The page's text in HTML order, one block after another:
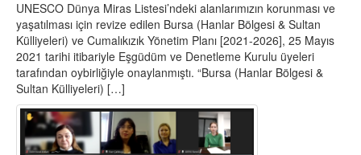
UNESCO Dünya Miras Listesi’ndeki alanlarımızın korunması ve
yaşatılması için revize edilen Bursa (Hanlar Bölgesi & Sultan
Külliyeleri) ve Cumalıkızık Yönetim Planı [2021-2026], 25 Mayıs
2021 tarihi itibariyle Eşgüdüm ve Denetleme Kurulu üyeleri
tarafından oybirliğiyle onaylanmıştı. “Bursa (Hanlar Bölgesi &
Sultan Külliyeleri) […]